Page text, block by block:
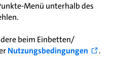
Menü unterhalb des
beim Einbetten/
Nutzungsbedingungen .